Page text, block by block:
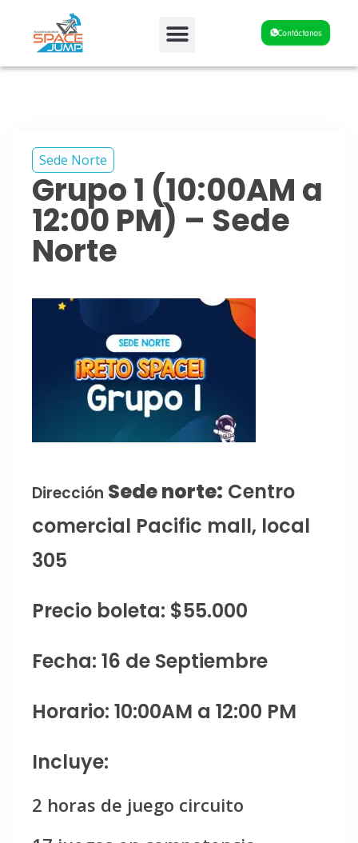
Contáctanos
Sede Norte
Grupo 1 (10:00AM a
12:00 PM) – Sede
Norte
Dirección Sede norte: Centro
comercial Pacific mall, local
305
Precio boleta: $55.000
Fecha: 16 de Septiembre
Horario: 10:00AM a 12:00 PM
Incluye:
2 horas de juego circuito